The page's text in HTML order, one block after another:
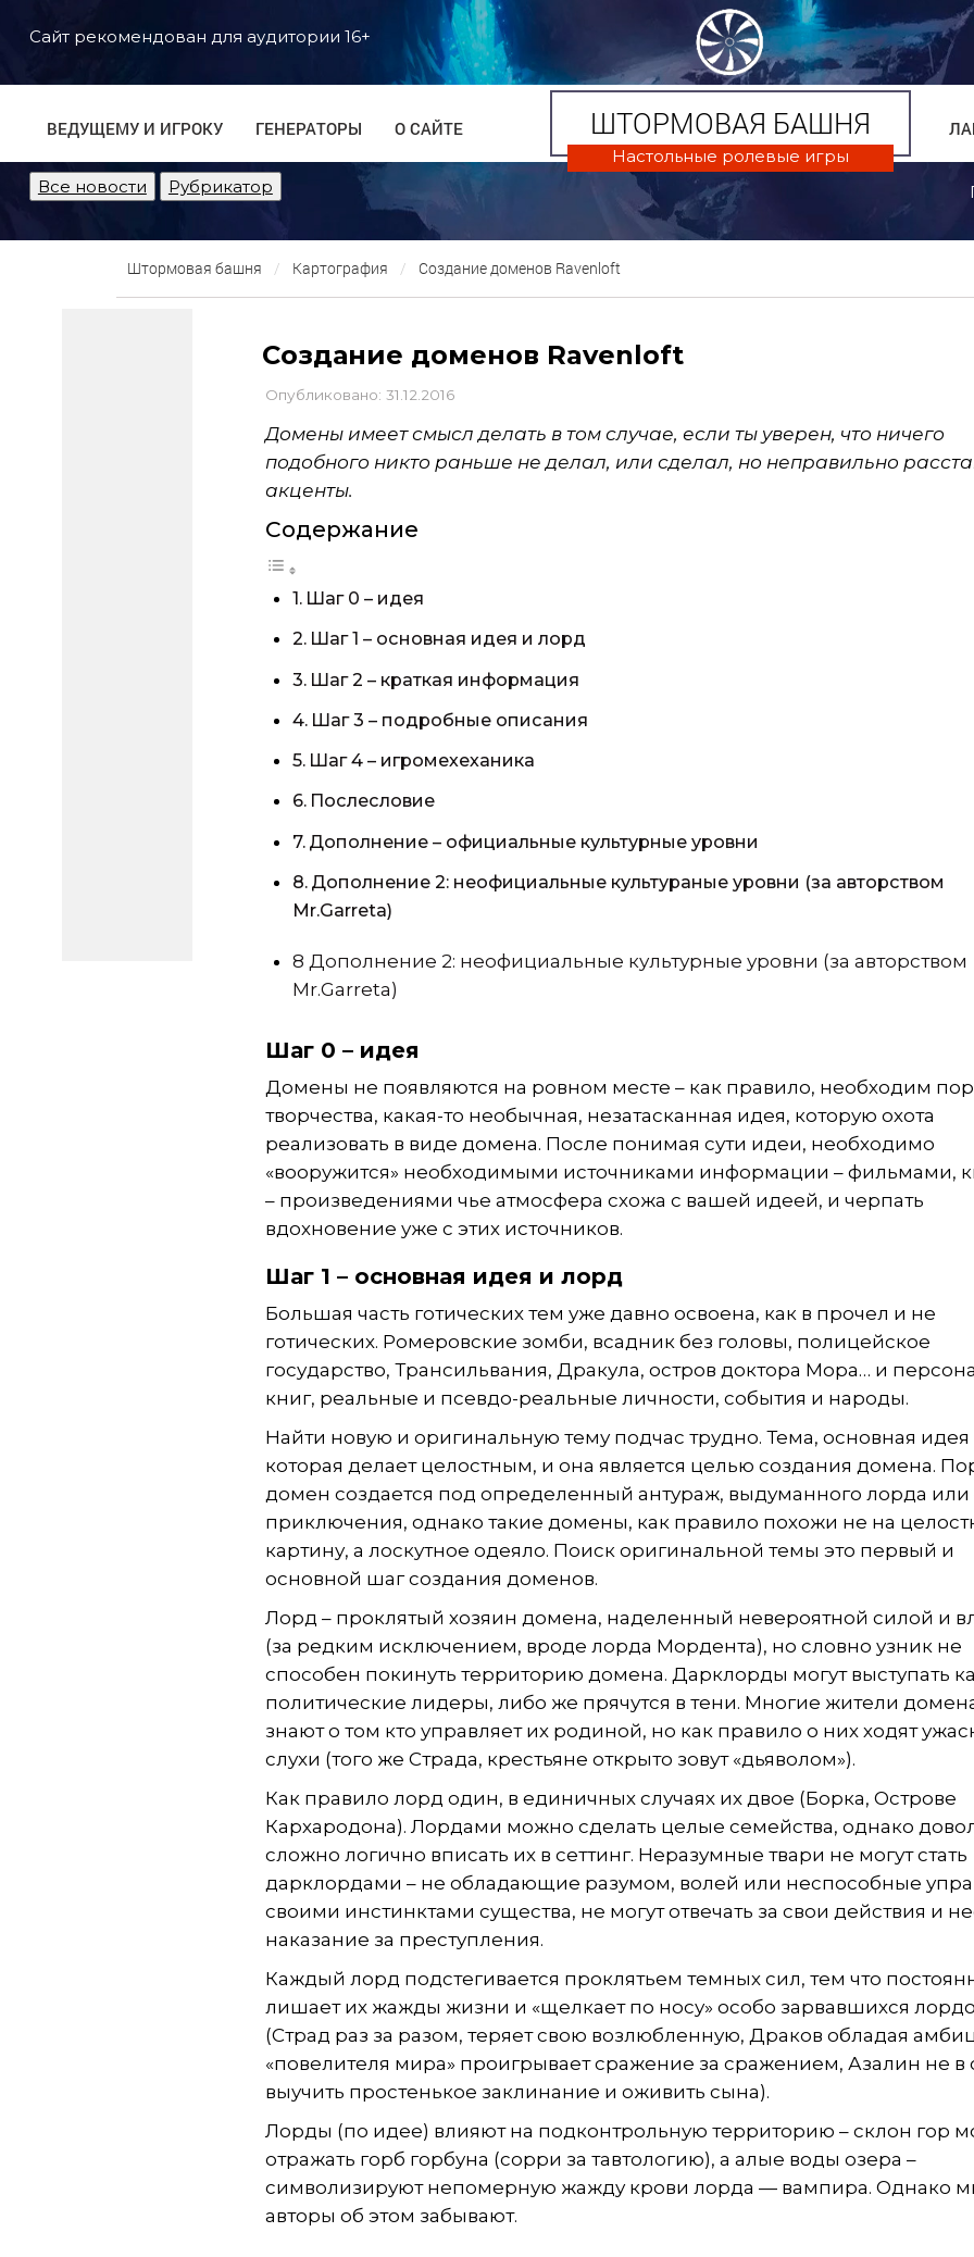
Сайт рекомендован для аудитории 16+
ВЕДУЩЕМУ И ИГРОКУ ГЕНЕРАТОРЫ О САЙТЕ ШТОРМОВАЯ БАШНЯ
Настольные ролевые игры
Все новости
Рубрикатор
Штормовая башня Картография Создание доменов Ravenloft
Создание доменов Ravenloft
Опубликовано: 31.12.2016
Домены имеет смысл делать в том случае, если ты уверен, что ничего
подобного никто раньше не делал, или сделал, но неправильно
акценты.
Содержание
Шаг 0 – идея
Шаг 1 – основная идея и лорд
Шаг 2 – краткая информация
Шаг 3 – подробные описания
Шаг 4 – игромехеханика
Послесловие
Дополнение – официальные культурные уровни
Дополнение 2: неофициальные культураные уровни (за авторством
Mr.Garreta)
8 Дополнение 2: неофициальные культурные уровни (за авторством
Mr.Garreta)
Шаг 0 – идея
Домены не появляются на ровном месте – как правило, необходим
творчества, какая-то необычная, незатасканная идея, которую охота
реализовать в виде домена. После понимая сути идеи, необходимо
«вооружится» необходимыми источниками информации – фильмами,
– произведениями чье атмосфера схожа с вашей идеей, и черпать
вдохновение уже с этих источников.
Шаг 1 – основная идея и лорд
Большая часть готических тем уже давно освоена, как в прочел и не
готических. Ромеровские зомби, всадник без головы, полицейское
государство, Трансильвания, Дракула, остров доктора Мора… и
книг, реальные и псевдо-реальные личности, события и народы.
Найти новую и оригинальную тему подчас трудно. Тема, основная идея
которая делает целостным, и она является целью создания домена.
домен создается под определенный антураж, выдуманного лорда
приключения, однако такие домены, как правило похожи не на
картину, а лоскутное одеяло. Поиск оригинальной темы это первый и
основной шаг создания доменов.
Лорд – проклятый хозяин домена, наделенный невероятной силой и
(за редким исключением, вроде лорда Мордента), но словно узник не
способен покинуть территорию домена. Дарклорды могут выступать
политические лидеры, либо же прячутся в тени. Многие жители
знают о том кто управляет их родиной, но как правило о них ходят
слухи (того же Страда, крестьяне открыто зовут «дьяволом»).
Как правило лорд один, в единичных случаях их двое (Борка, Острове
Кархародона). Лордами можно сделать целые семейства, однако
сложно логично вписать их в сеттинг. Неразумные твари не могут стать
дарклордами – не обладающие разумом, волей или неспособные
своими инстинктами существа, не могут отвечать за свои действия и
наказание за преступления.
Каждый лорд подстегивается проклятьем темных сил, тем что
лишает их жажды жизни и «щелкает по носу» особо зарвавшихся
(Страд раз за разом, теряет свою возлюбленную, Драков обладая
«повелителя мира» проигрывает сражение за сражением, Азалин не в
выучить простенькое заклинание и оживить сына).
Лорды (по идее) влияют на подконтрольную территорию – склон гор
отражать горб горбуна (сорри за тавтологию), а алые воды озера –
символизируют непомерную жажду крови лорда — вампира. Однако
авторы об этом забывают.